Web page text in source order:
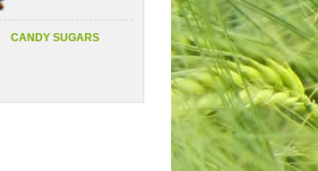
CANDY SUGARS